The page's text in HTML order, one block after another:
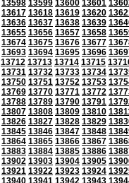
13598 13599 13600 13601
13617 13618 13619 13620
13636 13637 13638 13639
13655 13656 13657 13658
13674 13675 13676 13677
13693 13694 13695 13696
13712 13713 13714 13715
13731 13732 13733 13734
13750 13751 13752 13753
13769 13770 13771 13772
13788 13789 13790 13791
13807 13808 13809 13810
13826 13827 13828 13829
13845 13846 13847 13848
13864 13865 13866 13867
13883 13884 13885 13886
13902 13903 13904 13905
13921 13922 13923 13924
13940 13941 13942 13943